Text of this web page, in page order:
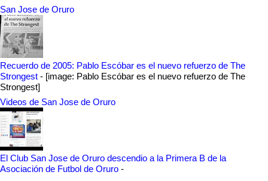
San Jose de Oruro
Recuerdo de 2005: Pablo Escóbar es el nuevo refuerzo de The
Strongest - [image: Pablo Escóbar es el nuevo refuerzo de The
Strongest]
Videos de San Jose de Oruro
El Club San Jose de Oruro descendio a la Primera B de la
Asociación de Futbol de Oruro -